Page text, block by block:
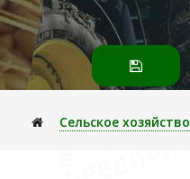
Сельское хозяйство